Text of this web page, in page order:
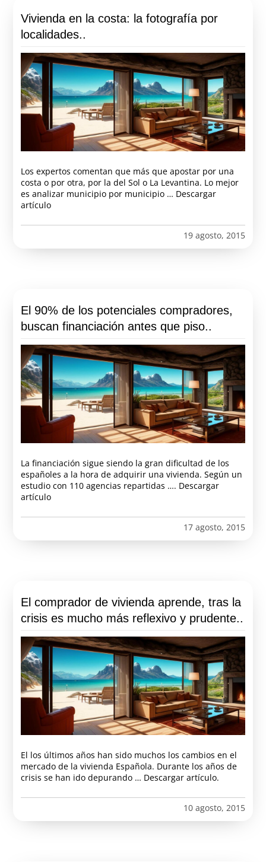
Vivienda en la costa: la fotografía por
localidades..
Los expertos comentan que más que apostar por una
costa o por otra, por la del Sol o La Levantina. Lo mejor
es analizar municipio por municipio … Descargar
artículo
19 agosto, 2015
El 90% de los potenciales compradores,
buscan financiación antes que piso..
La financiación sigue siendo la gran dificultad de los
españoles a la hora de adquirir una vivienda. Según un
estudio con 110 agencias repartidas …. Descargar
artículo
17 agosto, 2015
El comprador de vivienda aprende, tras la
crisis es mucho más reflexivo y prudente..
El los últimos años han sido muchos los cambios en el
mercado de la vivienda Española. Durante los años de
crisis se han ido depurando … Descargar artículo.
10 agosto, 2015